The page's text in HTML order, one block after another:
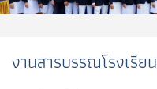
งานสารบรรณโรงเรียน